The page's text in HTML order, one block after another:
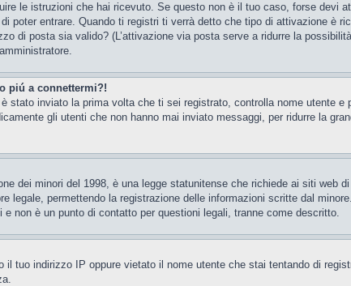
le istruzioni che hai ricevuto. Se questo non è il tuo caso, forse devi
poter entrare. Quando ti registri ti verrà detto che tipo di attivazione
di posta sia valido? (L’attivazione via posta serve a ridurre la
piú a connettermi?!
stato inviato la prima volta che ti sei registrato, controlla nome utente
gli utenti che non hanno mai inviato messaggi, per ridurre la
dei minori del 1998, è una legge statunitense che richiede ai siti
legale, permettendo la registrazione delle informazioni scritte dal
non è un punto di contatto per questioni legali, tranne come descritto.
il tuo indirizzo IP oppure vietato il nome utente che stai tentando di